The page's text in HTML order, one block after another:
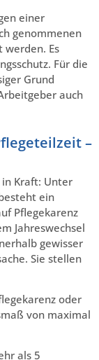
einer
genommenen
werden. Es
Für die
Grund
auch
–
Kraft: Unter
ein
Pflegekarenz
Jahreswechsel
gewisser
Sie stellen
oder
von maximal
als 5